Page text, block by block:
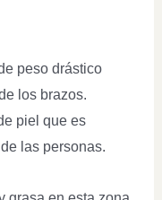
peso drástico
los brazos.
piel que es
las personas.